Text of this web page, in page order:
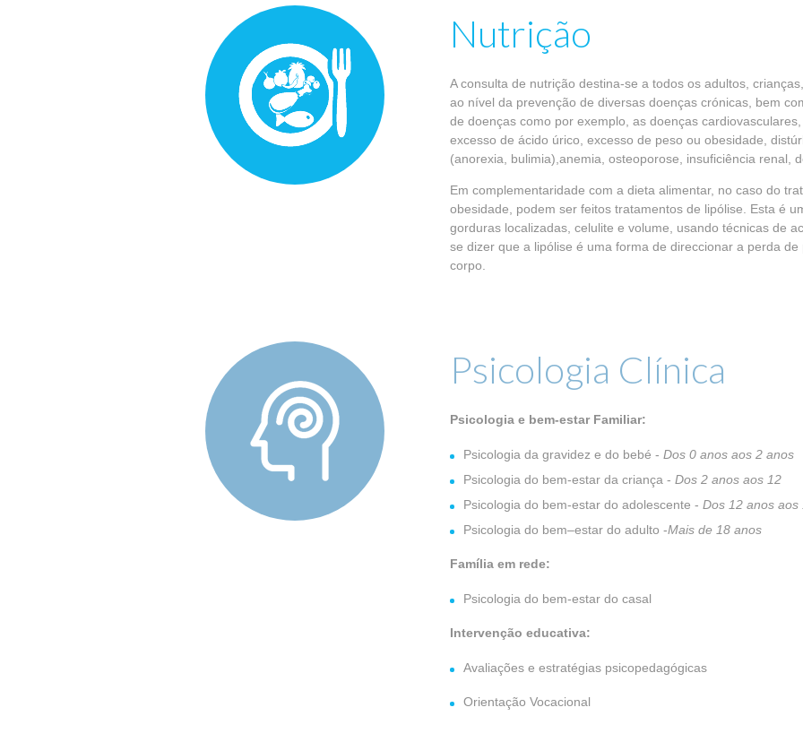
Nutrição
A consulta de nutrição destina-se a todos os adultos,
ao nível da prevenção de diversas doenças crónicas, bem
de doenças como por exemplo, as doenças
excesso de ácido úrico, excesso de peso ou obesidade,
(anorexia, bulimia),anemia, osteoporose, insuficiência renal,
Em complementaridade com a dieta alimentar, no caso do
obesidade, podem ser feitos tratamentos de lipólise. Esta é
gorduras localizadas, celulite e volume, usando técnicas de
se dizer que a lipólise é uma forma de direccionar a perda
corpo.
Psicologia Clínica
Psicologia e bem-estar Familiar:
Psicologia da gravidez e do bebé - Dos 0 anos aos 2 anos
Psicologia do bem-estar da criança - Dos 2 anos aos 12
Psicologia do bem-estar do adolescente - Dos 12 anos aos
Psicologia do bem–estar do adulto -Mais de 18 anos
Família em rede:
Psicologia do bem-estar do casal
Intervenção educativa:
Avaliações e estratégias psicopedagógicas
Orientação Vocacional